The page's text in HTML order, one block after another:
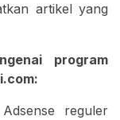
artikel yang
program
reguler